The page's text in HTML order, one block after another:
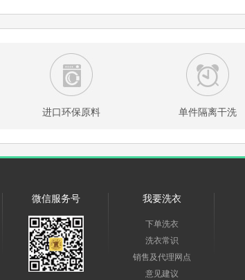
进口环保原料 单件隔离干洗
微信服务号 我要洗衣
下单洗衣
洗衣常识
销售及代理网点
意见建议